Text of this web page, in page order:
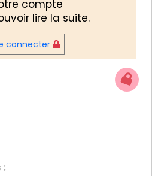
compte
lire la suite.
connecter
: